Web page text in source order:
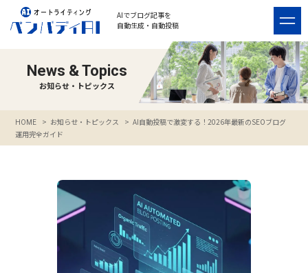
AIでブログ記事を
自動生成・自動投稿
News & Topics
お知らせ・トピックス
HOME > お知らせ・トピックス > AI自動投稿で激変する！2026年最新のSEOブログ
運用完全ガイド